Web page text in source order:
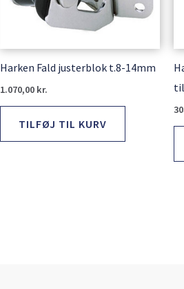
Harken Fald justerblok t.8-14mm
1.070,00 kr.
TILFØJ TIL KURV